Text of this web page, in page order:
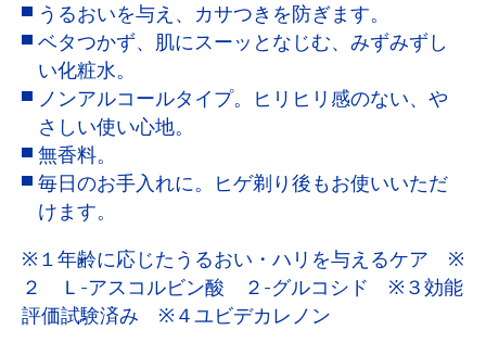
うるおいを与え、カサつきを防ぎます。
ベタつかず、肌にスーッとなじむ、みずみずし
い化粧水。
ノンアルコールタイプ。ヒリヒリ感のない、や
さしい使い心地。
無香料。
毎日のお手入れに。ヒゲ剃り後もお使いいただ
けます。
※１年齢に応じたうるおい・ハリを与えるケア ※
２ Ｌ-アスコルビン酸 ２-グルコシド ※３効能
評価試験済み ※４ユビデカレノン